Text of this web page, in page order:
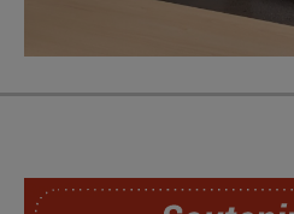
SoutChaire